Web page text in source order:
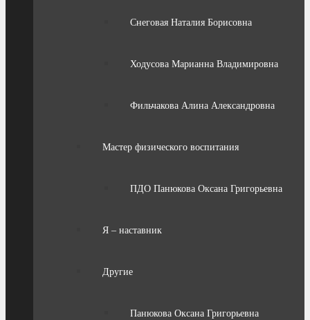
Снеговая Наталия Борисовна
Ходусова Марианна Владимировна
Фильчакова Алина Александровна
Мастер физического воспитания
ПДО Панюкова Оксана Григорьевна
Я – наставник
Другие
Панюкова Оксана Григорьевна